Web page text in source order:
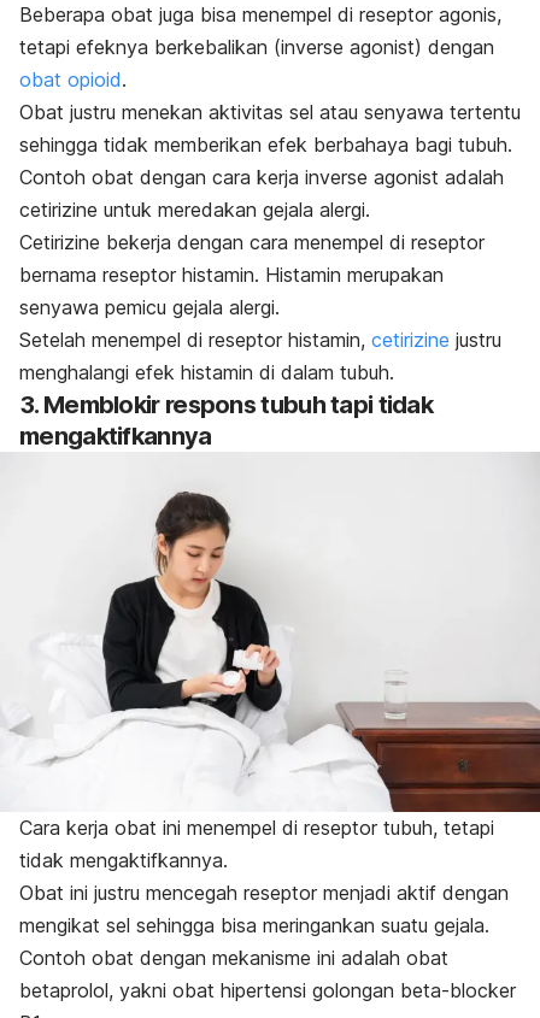
Beberapa obat juga bisa menempel di reseptor agonis,
tetapi efeknya berkebalikan (inverse agonist) dengan
obat opioid.
Obat justru menekan aktivitas sel atau senyawa tertentu
sehingga tidak memberikan efek berbahaya bagi tubuh.
Contoh obat dengan cara kerja inverse agonist adalah
cetirizine untuk meredakan gejala alergi.
Cetirizine bekerja dengan cara menempel di reseptor
bernama reseptor histamin. Histamin merupakan
senyawa pemicu gejala alergi.
Setelah menempel di reseptor histamin, cetirizine justru
menghalangi efek histamin di dalam tubuh.
3. Memblokir respons tubuh tapi tidak
mengaktifkannya
Cara kerja obat ini menempel di reseptor tubuh, tetapi
tidak mengaktifkannya.
Obat ini justru mencegah reseptor menjadi aktif dengan
mengikat sel sehingga bisa meringankan suatu gejala.
Contoh obat dengan mekanisme ini adalah obat
betaprolol, yakni obat hipertensi golongan beta-blocker